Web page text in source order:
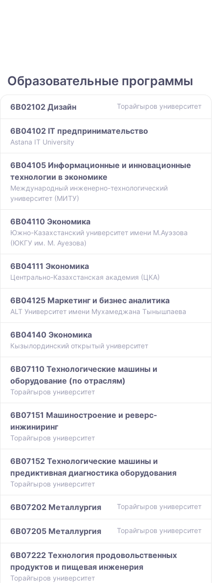
Образовательные программы
6B02102 Дизайн Торайгыров университет
6B04102 IT предпринимательство
Astana IT University
6B04105 Информационные и инновационные
технологии в экономике
Международный инженерно-технологический
университет (МИТУ)
6B04110 Экономика
Южно-Казахстанский университет имени М.Ауэзова
(ЮКГУ им. М. Ауезова)
6B04111 Экономика
Центрально-Казахстанская академия (ЦКА)
6B04125 Маркетинг и бизнес аналитика
ALT Университет имени Мухамеджана Тынышпаева
6B04140 Экономика
Кызылординский открытый университет
6B07110 Технологические машины и
оборудование (по отраслям)
Торайгыров университет
6B07151 Машиностроение и реверс-
инжиниринг
Торайгыров университет
6B07152 Технологические машины и
предиктивная диагностика оборудования
Торайгыров университет
6B07202 Металлургия Торайгыров университет
6B07205 Металлургия Торайгыров университет
6B07222 Технология продовольственных
продуктов и пищевая инженерия
Торайгыров университет